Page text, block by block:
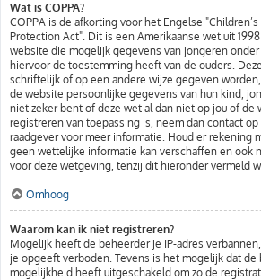
Wat is COPPA?
COPPA is de afkorting voor het Engelse
Protection Act". Dit is een Amerikaanse wet uit
website die mogelijk gegevens van jongeren onder
hiervoor de toestemming heeft van de ouders.
schriftelijk of op een andere wijze gegeven
de website persoonlijke gegevens van hun kind,
niet zeker bent of deze wet al dan niet op jou of de
registreren van toepassing is, neem dan contact
raadgever voor meer informatie. Houd er rekening
geen wettelijke informatie kan verschaffen en ook
voor deze wetgeving, tenzij dit hieronder vermeld
Omhoog
Waarom kan ik niet registreren?
Mogelijk heeft de beheerder je IP-adres
je opgeeft verboden. Tevens is het mogelijk dat
mogelijkheid heeft uitgeschakeld om zo de